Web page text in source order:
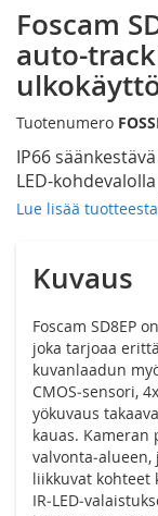
kuvagallerian
alkuun
Foscam
auto-
IP66
LED-
Lue lisää tuotteesta
Tuotenumero
Kuvaus
Foscam SD8EP
joka tarjoaa
kuvanlaadun
CMOS‑sensori,
yökuvaus
kauas. Kameran
liikkuvat kohteet